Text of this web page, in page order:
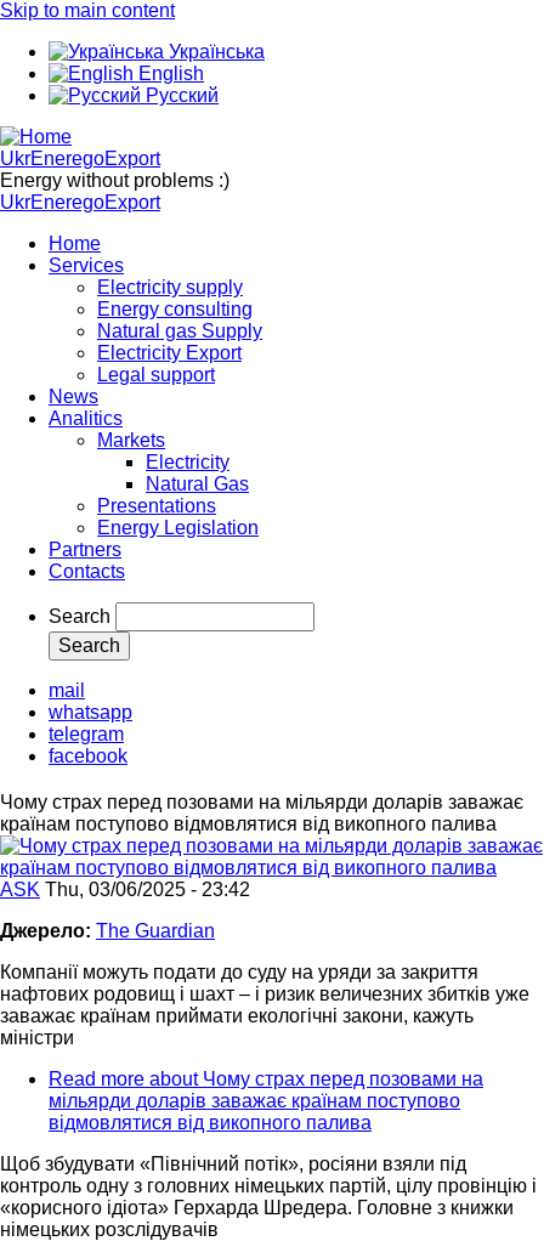
Skip to main content
Українська
English
Русский
UkrEneregoExport
Energy without problems :)
UkrEneregoExport
Home
Services
Electricity supply
Energy consulting
Natural gas Supply
Electricity Export
Legal support
News
Analitics
Markets
Electricity
Natural Gas
Presentations
Energy Legislation
Partners
Contacts
Search
mail
whatsapp
telegram
facebook
Чому страх перед позовами на мільярди доларів заважає
країнам поступово відмовлятися від викопного палива
ASK Thu, 03/06/2025 - 23:42
Джерело: The Guardian
Компанії можуть подати до суду на уряди за закриття
нафтових родовищ і шахт – і ризик величезних збитків уже
заважає країнам приймати екологічні закони, кажуть
міністри
Read more about Чому страх перед позовами на
мільярди доларів заважає країнам поступово
відмовлятися від викопного палива
Щоб збудувати «Північний потік», росіяни взяли під
контроль одну з головних німецьких партій, цілу провінцію і
«корисного ідіота» Герхарда Шредера. Головне з книжки
німецьких розслідувачів